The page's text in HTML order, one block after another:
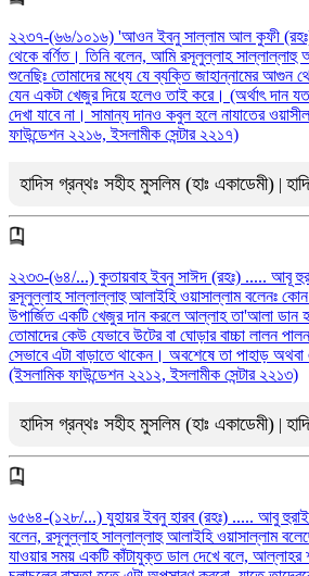
২২৩৭-(৬৬/১০১৬) 'আওন ইবনু সাল্লাম আল কুফী (রহঃ)
থেকে বর্ণিত। তিনি বলেন, আমি রসূলুল্লাহ সাল্লাল্লাহু
শুনেছিঃ তোমাদের মধ্যে যে ব্যক্তি জাহান্নামের আগুন
যেন একটা খেজুর দিয়ে হলেও তাই করে। (অর্থাৎ দান
দেখা যাবে না। সামান্য দানও কবুল হলে নাযাতের
ফাউন্ডেশন ২২১৬, ইসলামীক সেন্টার ২২১৭)
হাদিস গ্রন্থঃ সহীহ মুসলিম (হাঃ একাডেমী) |
২২৩৩-(৬৪/...) কুতায়বাহ ইবনু সাঈদ (রহঃ) ..... আবূ
রসূলুল্লাহ সাল্লাল্লাহু আলাইহি ওয়াসাল্লাম বলেনঃ
উপার্জিত একটি খেজুর দান করলে আল্লাহ তা'আলা ডান
তোমাদের কেউ যেভাবে উটের বা ঘোড়ার বাচ্চা লালন
সেভাবে এটা বাড়াতে থাকেন। অবশেষে তা পাহাড়
(ইসলামিক ফাউন্ডেশন ২২১২, ইসলামীক সেন্টার ২২১৩)
হাদিস গ্রন্থঃ সহীহ মুসলিম (হাঃ একাডেমী) |
৬৫৬৪-(১২৮/...) যুহায়র ইবনু হারব (রহঃ) ..... আবু
বলেন, রসূলুল্লাহ সাল্লাল্লাহু আলাইহি ওয়াসাল্লাম
যাওয়ার সময় একটি কাঁটাযুক্ত ডাল দেখে বলে,